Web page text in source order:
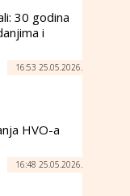
30 godina
i
16:53 25.05.2026.
HVO-a
16:48 25.05.2026.